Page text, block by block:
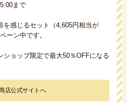
まで
を感じるセット（4,605円相当が
ーン中です。
ショップ限定で最大50％OFFになる
店公式サイトへ